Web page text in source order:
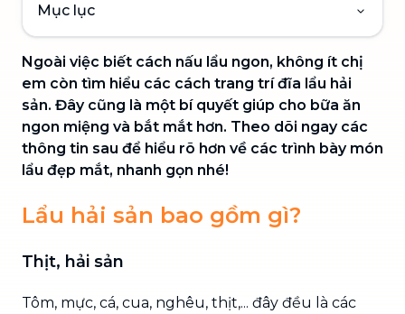
Mục lục
Ngoài việc biết cách nấu lẩu ngon, không ít chị
em còn tìm hiểu các cách trang trí đĩa lẩu hải
sản. Đây cũng là một bí quyết giúp cho bữa ăn
ngon miệng và bắt mắt hơn. Theo dõi ngay các
thông tin sau để hiểu rõ hơn về các trình bày món
lẩu đẹp mắt, nhanh gọn nhé!
Lẩu hải sản bao gồm gì?
Thịt, hải sản
Tôm, mực, cá, cua, nghêu, thịt,... đây đều là các